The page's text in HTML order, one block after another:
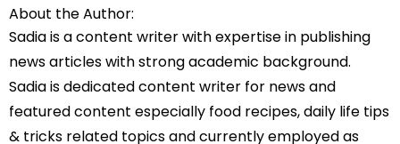
About the Author:
Sadia is a content writer with expertise in publishing
news articles with strong academic background.
Sadia is dedicated content writer for news and
featured content especially food recipes, daily life tips
& tricks related topics and currently employed as